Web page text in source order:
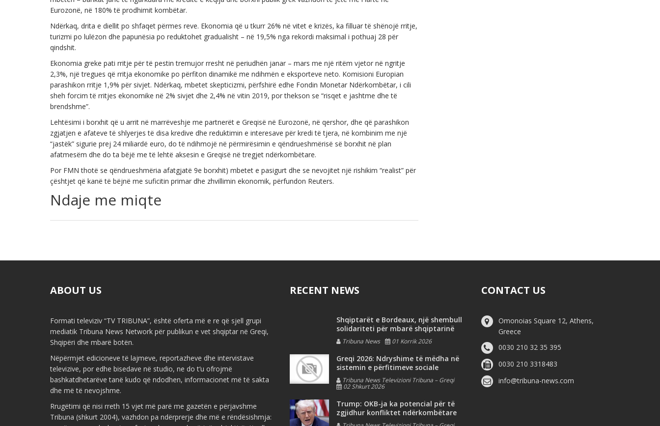
Eurozonë, në 180% të prodhimit kombëtar.
Ndërkaq, drita e diellit po shfaqet përmes reve. Ekonomia që u tkurr 26% në vitet e krizës, ka filluar të shënojë rritje,
turizmi po lulëzon dhe papunësia po reduktohet gradualisht – në 19,5% nga rekordi maksimal i pothuaj 28 për
qindshit.
Ekonomia greke pati rritje për të pestin tremujor rresht në periudhën janar – mars me një ritëm vjetor në ngritje
2,3%, një tregues që rritja ekonomike po përfiton dinamikë me ndihmën e eksporteve neto. Komisioni Europian
parashikon rritje 1,9% për sivjet. Ndërkaq, mbetet skepticizmi, përfshirë edhe Fondin Monetar Ndërkombëtar, i cili
sheh forcim të rritjes ekonomike në 2% sivjet dhe 2,4% në vitin 2019, por thekson se “risqet e jashtme dhe të
brendshme”.
Lehtësimi i borxhit që u arrit në marrëveshje me partnerët e Greqisë në Eurozonë, në qershor, dhe që parashikon
zgjatjen e afateve të shlyerjes të disa kredive dhe reduktimin e interesave për kredi të tjera, në kombinim me një
“jastëk” sigurie prej 24 miliardë euro, do të ndihmojë në përmirësimin e qëndrueshmërisë së borxhit në plan
afatmesëm dhe do ta bëjë me të lehtë aksesin e Greqisë në tregjet ndërkombëtare.
Por FMN thotë se qëndrueshmëria afatgjatë 9e borxhit) mbetet e pasigurt dhe se nevojitet një rishikim “realist” për
çështjet që kanë të bëjnë me suficitin primar dhe zhvillimin ekonomik, përfundon Reuters.
Ndaje me miqte
ABOUT US
Formati televiziv “TV TRIBUNA”, është oferta më e re që sjell grupi
mediatik Tribuna News Network për publikun e vet shqiptar në Greqi,
Shqipëri dhe mbarë botën.
Nëpërmjet edicioneve të lajmeve, reportazheve dhe intervistave
televizive, por edhe bisedave në studio, ne do t’u ofrojmë
bashkatdhetarëve tanë kudo që ndodhen, informacionet më të sakta
dhe më të nevojshme.
Rrugëtimi që nisi rreth 15 vjet më parë me gazetën e përjavshme
Tribuna (shkurt 2004), vazhdon pa ndërprerje dhe më e rëndësishmja:
RECENT NEWS
Shqiptarët e Bordeaux, një shembull
solidariteti për mbarë shqiptarinë
Tribuna News 01 Korrik 2026
Greqi 2026: Ndryshime të mëdha në
sistemin e përfitimeve sociale
Tribuna News Televizioni Tribuna – Greqi
02 Shkurt 2026
Trump: OKB-ja ka potencial për të
zgjidhur konfliktet ndërkombëtare
CONTACT US
Omonoias Square 12, Athens,
Greece
0030 210 32 35 395
0030 210 3318483
info@tribuna-news.com